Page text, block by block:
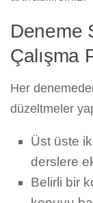
Deneme
Çalışma
Her
düzeltmeler
Üst üste
derslere
Belirli bir